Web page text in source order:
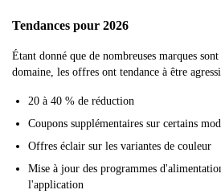
Tendances pour 2026
Étant donné que de nombreuses marques
domaine, les offres ont tendance à être
20 à 40 % de réduction
Coupons supplémentaires sur certains
Offres éclair sur les variantes de couleur
Mise à jour des programmes
l'application